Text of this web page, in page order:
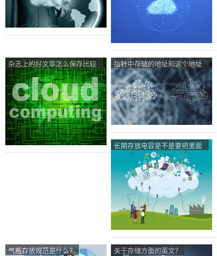
杂志上的好文章怎么保存比较
好呢(我不想保存杂志，太多
了，不好存放)？
指针中存储的地址和这个地址
中的值有什么区别？
长期存放电容是不是要把里面
的电放完？一定要吗？
气瓶存放规范是什么？ 关于存储方面的英文？